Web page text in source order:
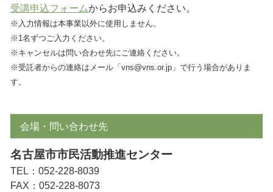
受講申込フォームからお申込みください。
※入力情報は本事業以外に使用しません。
※1名ずつご入力ください。
※キャンセルは問い合わせ先にご連絡ください。
※受託者からの連絡はメール「vns@vns.or.jp」で行う場合がありま
す。
会場・問い合わせ先
名古屋市市民活動推進センター
TEL：052-228-8039
FAX：052-228-8073